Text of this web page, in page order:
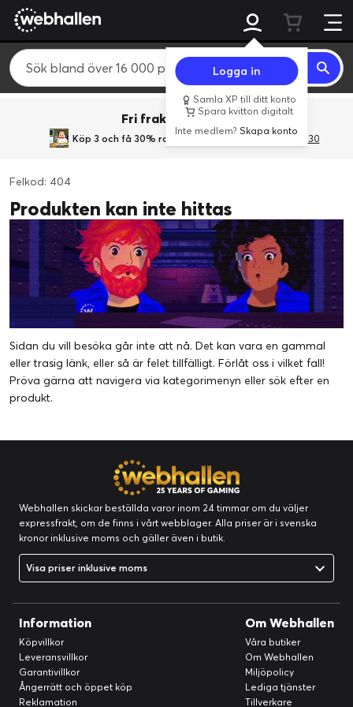
Logga in
Samla XP till ditt konto
Spara kvitton digitalt
Inte medlem?Skapa konto
Fri frakt över 800 kr.
Köp 3 och få 30% rabatt med rabattkoden 3Gives30
Felkod: 404
Produkten kan inte hittas
Sidan du vill besöka går inte att nå. Det kan vara en gammal
eller trasig länk, eller så är felet tillfälligt. Förlåt oss i vilket fall!
Pröva gärna att navigera via kategorimenyn eller sök efter en
produkt.
Webhallen skickar beställda varor inom 24 timmar om du väljer
expressfrakt, om de finns i vårt webblager. Alla priser är i svenska
kronor inklusive moms och gäller även i butik.
Visa priser inklusive moms
Information
Köpvillkor
Leveransvillkor
Garantivillkor
Ångerrätt och öppet köp
Reklamation
Om Webhallen
Våra butiker
Om Webhallen
Miljöpolicy
Lediga tjänster
Tillverkare